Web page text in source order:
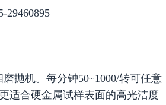
29460895
抛机。每分钟50~1000/转可任意
适合硬金属试样表面的高光洁度